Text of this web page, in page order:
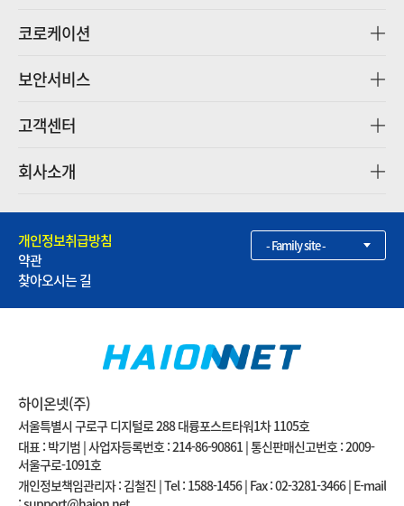
코로케이션
보안서비스
고객센터
회사소개
개인정보취급방침
약관
찾아오시는 길
- Family site -
하이온넷(주)
서울특별시 구로구 디지털로 288 대륭포스트타워1차 1105호
대표 : 박기범 | 사업자등록번호 : 214-86-90861 | 통신판매신고번호 : 2009-
서울구로-1091호
개인정보책임관리자 : 김철진 | Tel : 1588-1456 | Fax : 02-3281-3466 | E-mail